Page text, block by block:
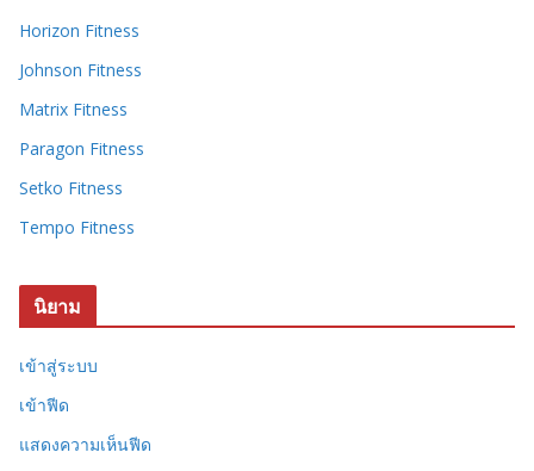
Horizon Fitness
Johnson Fitness
Matrix Fitness
Paragon Fitness
Setko Fitness
Tempo Fitness
นิยาม
เข้าสู่ระบบ
เข้าฟีด
แสดงความเห็นฟีด